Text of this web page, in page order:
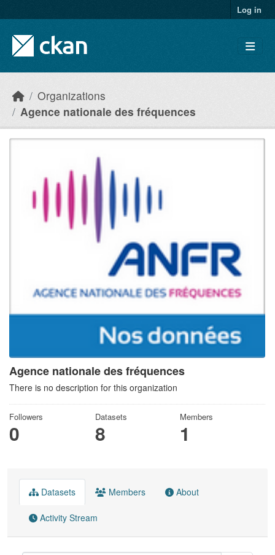
Log in
Organizations
Agence nationale des fréquences
Agence nationale des fréquences
There is no description for this organization
Followers
0
Datasets
8
Members
1
Datasets Members About
Activity Stream